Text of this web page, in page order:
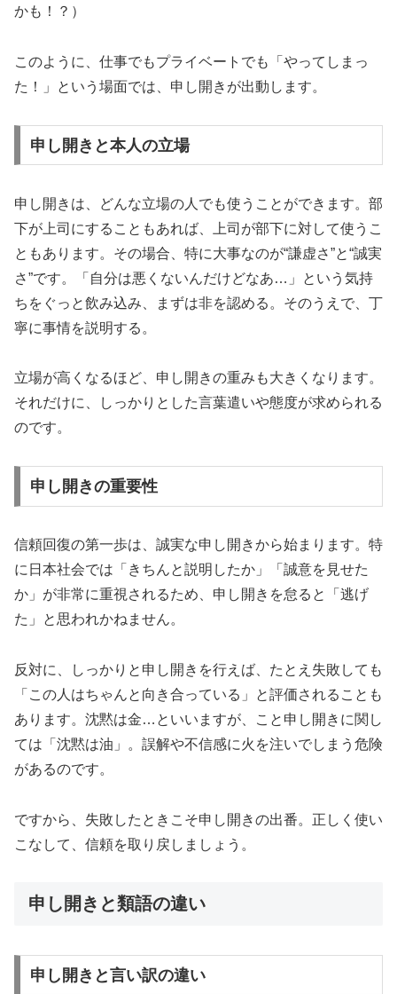
かも！？）
このように、仕事でもプライベートでも「やってしまっ
た！」という場面では、申し開きが出動します。
申し開きと本人の立場
申し開きは、どんな立場の人でも使うことができます。部
下が上司にすることもあれば、上司が部下に対して使うこ
ともあります。その場合、特に大事なのが“謙虚さ”と“誠実
さ”です。「自分は悪くないんだけどなあ…」という気持
ちをぐっと飲み込み、まずは非を認める。そのうえで、丁
寧に事情を説明する。
立場が高くなるほど、申し開きの重みも大きくなります。
それだけに、しっかりとした言葉遣いや態度が求められる
のです。
申し開きの重要性
信頼回復の第一歩は、誠実な申し開きから始まります。特
に日本社会では「きちんと説明したか」「誠意を見せた
か」が非常に重視されるため、申し開きを怠ると「逃げ
た」と思われかねません。
反対に、しっかりと申し開きを行えば、たとえ失敗しても
「この人はちゃんと向き合っている」と評価されることも
あります。沈黙は金…といいますが、こと申し開きに関し
ては「沈黙は油」。誤解や不信感に火を注いでしまう危険
があるのです。
ですから、失敗したときこそ申し開きの出番。正しく使い
こなして、信頼を取り戻しましょう。
申し開きと類語の違い
申し開きと言い訳の違い